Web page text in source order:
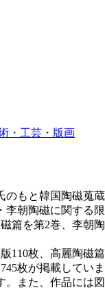
・工芸・版画
のもと韓国陶磁蒐
朝陶磁に関する
篇を第2巻、李朝
110枚、高麗陶磁
枚が掲載してい
また、作品には